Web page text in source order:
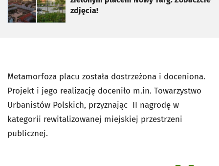
zdjęcia!
Metamorfoza placu została dostrzeżona i doceniona.
Projekt i jego realizację doceniło m.in. Towarzystwo
Urbanistów Polskich, przyznając II nagrodę w
kategorii rewitalizowanej miejskiej przestrzeni
publicznej.